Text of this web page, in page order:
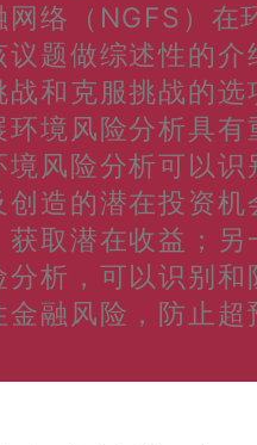
络（NGFS）在
题做综述性的
和克服挑战的选
境风险分析具
风险分析可以
造的潜在投资
取潜在收益；
析，可以识别
融风险，防止